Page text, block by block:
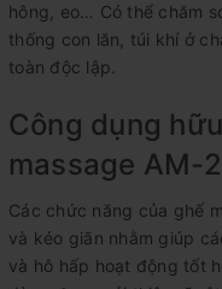
hông, eo… Có thể chăm
thống con lăn, túi khí ở
toàn độc lập.
Công dụng
massage AM-
Các chức năng của ghế
và kéo giãn nhằm giúp
và hô hấp hoạt động tốt